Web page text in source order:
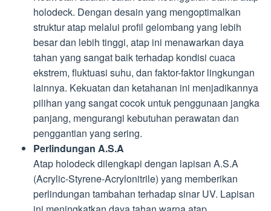
holodeck. Dengan desain yang mengoptimalkan
struktur atap melalui profil gelombang yang lebih
besar dan lebih tinggi, atap ini menawarkan daya
tahan yang sangat baik terhadap kondisi cuaca
ekstrem, fluktuasi suhu, dan faktor-faktor lingkungan
lainnya. Kekuatan dan ketahanan ini menjadikannya
pilihan yang sangat cocok untuk penggunaan jangka
panjang, mengurangi kebutuhan perawatan dan
penggantian yang sering.
Perlindungan A.S.A
Atap holodeck dilengkapi dengan lapisan A.S.A
(Acrylic-Styrene-Acrylonitrile) yang memberikan
perlindungan tambahan terhadap sinar UV. Lapisan